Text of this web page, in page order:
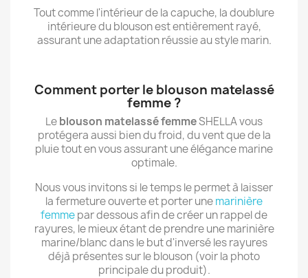
Tout comme l'intérieur de la capuche, la doublure
intérieure du blouson est entièrement rayé,
assurant une adaptation réussie au style marin.
Comment porter le blouson matelassé
femme ?
Leblouson matelassé femmeSHELLA vous
protégera aussi bien du froid, du vent que de la
pluie tout en vous assurant une élégance marine
optimale.
Nous vous invitons si le temps le permet à laisser
la fermeture ouverte et porter unemarinière
femmepar dessous afin de créer un rappel de
rayures, le mieux étant de prendre une marinière
marine/blanc dans le but d'inversé les rayures
déjà présentes sur le blouson (voir la photo
principale du produit).